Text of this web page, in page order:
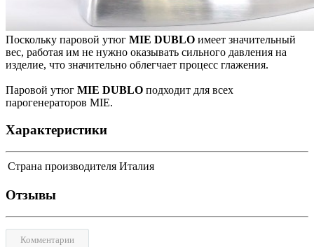
Поскольку паровой утюг MIE DUBLO имеет значительный
вес, работая им не нужно оказывать сильного давления на
изделие, что значительно облегчает процесс глажения.
Паровой утюг MIE DUBLO подходит для всех
парогенераторов MIE.
Характеристики
Страна производителя Италия
Отзывы
Комментарии